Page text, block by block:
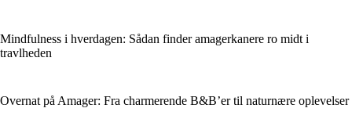
Mindfulness i hverdagen: Sådan finder amagerkanere ro midt i
travlheden
Overnat på Amager: Fra charmerende B&B’er til naturnære oplevelser